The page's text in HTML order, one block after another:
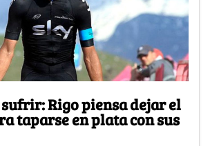
sufrir: Rigo piensa dejar el
taparse en plata con sus